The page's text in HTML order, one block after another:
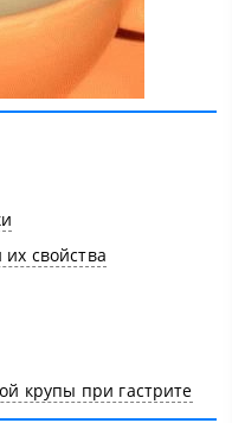
свойства
крупы при гастрите